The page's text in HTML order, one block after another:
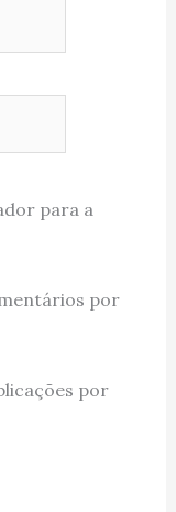
para a
por
por